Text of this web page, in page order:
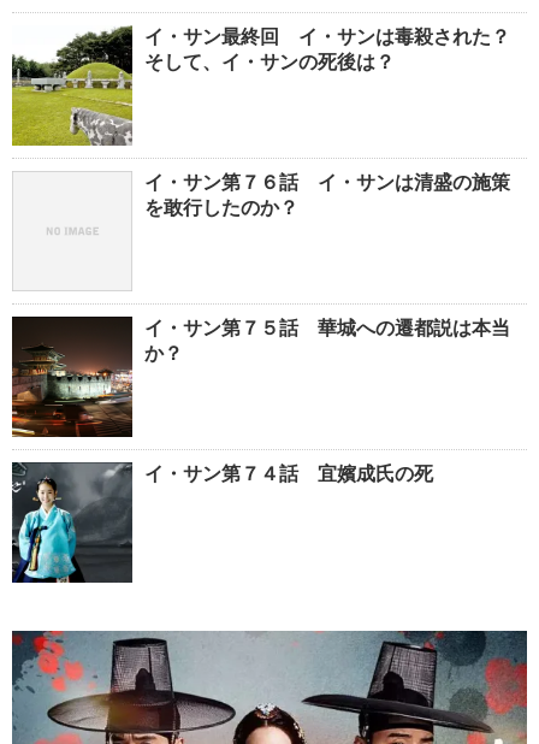
イ・サン最終回 イ・サンは毒殺された？
そして、イ・サンの死後は？
イ・サン第７６話 イ・サンは清盛の施策
を敢行したのか？
イ・サン第７５話 華城への遷都説は本当
か？
イ・サン第７４話 宜嬪成氏の死